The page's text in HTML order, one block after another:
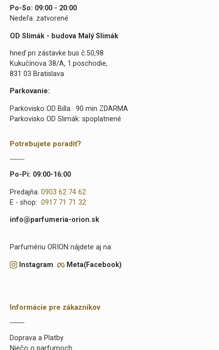
Po-So: 09:00 - 20:00
Nedeľa: zatvorené
OD Slimák - budova Malý Slimák
hneď pri zástavke bus č.50,98
Kukučínova 38/A, 1.poschodie,
831 03 Bratislava
Parkovanie:
Parkovisko OD Billa: 90 min ZDARMA
Parkovisko OD Slimák: spoplatnené
Potrebujete poradiť?
Po-Pi: 09:00-16:00
Predajňa: 0903 62 74 62
E - shop: 0917 71 71 32
info@parfumeria-orion.sk
Parfumériu ORION nájdete aj na:
Instagram Meta(Facebook)
Informácie pre zákazníkov
Doprava a Platby
Niečo o parfumoch